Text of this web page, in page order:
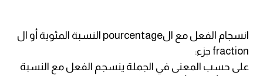
انسجام الفعل مع الpourcentage النسبة المئوية أو ال
fraction جزء:
على حسب المعنى في الجملة ينسجم الفعل مع النسبة